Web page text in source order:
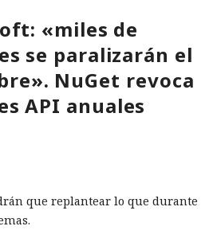
«miles de
se paralizarán el
NuGet revoca
API anuales
que replantear lo que durante